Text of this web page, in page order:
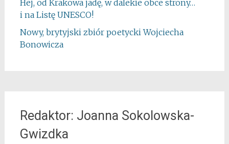
Hej, od Krakowa jadę, w dalekie obce strony…
i na Listę UNESCO!
Nowy, brytyjski zbiór poetycki Wojciecha
Bonowicza
Redaktor: Joanna Sokolowska-
Gwizdka